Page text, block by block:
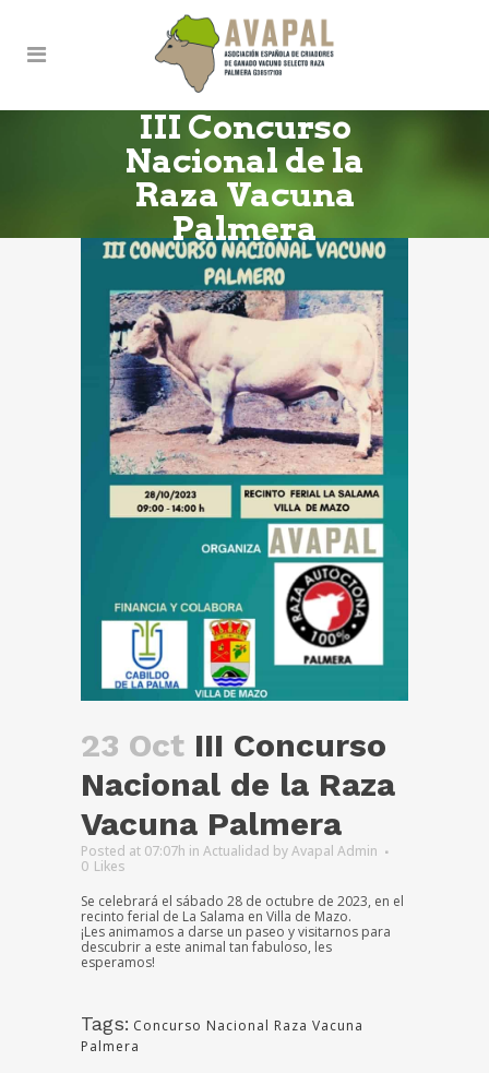
III Concurso
Nacional de la
Raza Vacuna
Palmera
23 Oct III Concurso
Nacional de la Raza
Vacuna Palmera
Posted at 07:07h in Actualidad byAvapal Admin
0 Likes
Se celebrará el sábado 28 de octubre de 2023, en el
recinto ferial de La Salama en Villa de Mazo.
¡Les animamos a darse un paseo y visitarnos para
descubrir a este animal tan fabuloso, les
esperamos!
Tags: Concurso Nacional Raza Vacuna
Palmera